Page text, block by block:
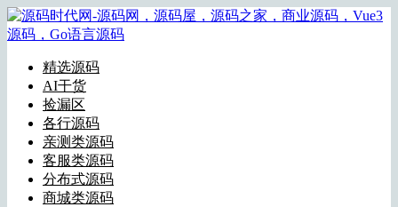
精选源码
AI干货
捡漏区
各行源码
亲测类源码
客服类源码
分布式源码
商城类源码